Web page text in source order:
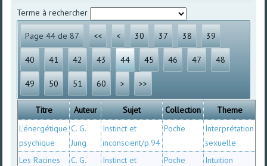
Terme à rechercher
Page 44 de 87 << < 30 37 38 39
40 41 42 43 44 45 46 47 48
49 50 51 60 > >>
Titre Auteur Sujet Collection
Theme
L'énergétique
psychique
C. G.
Jung
Instinct et
inconscient/p.94
Poche
Interprétation
sexuelle
Les Racines
C. G.
Instinct et
Poche Intuition